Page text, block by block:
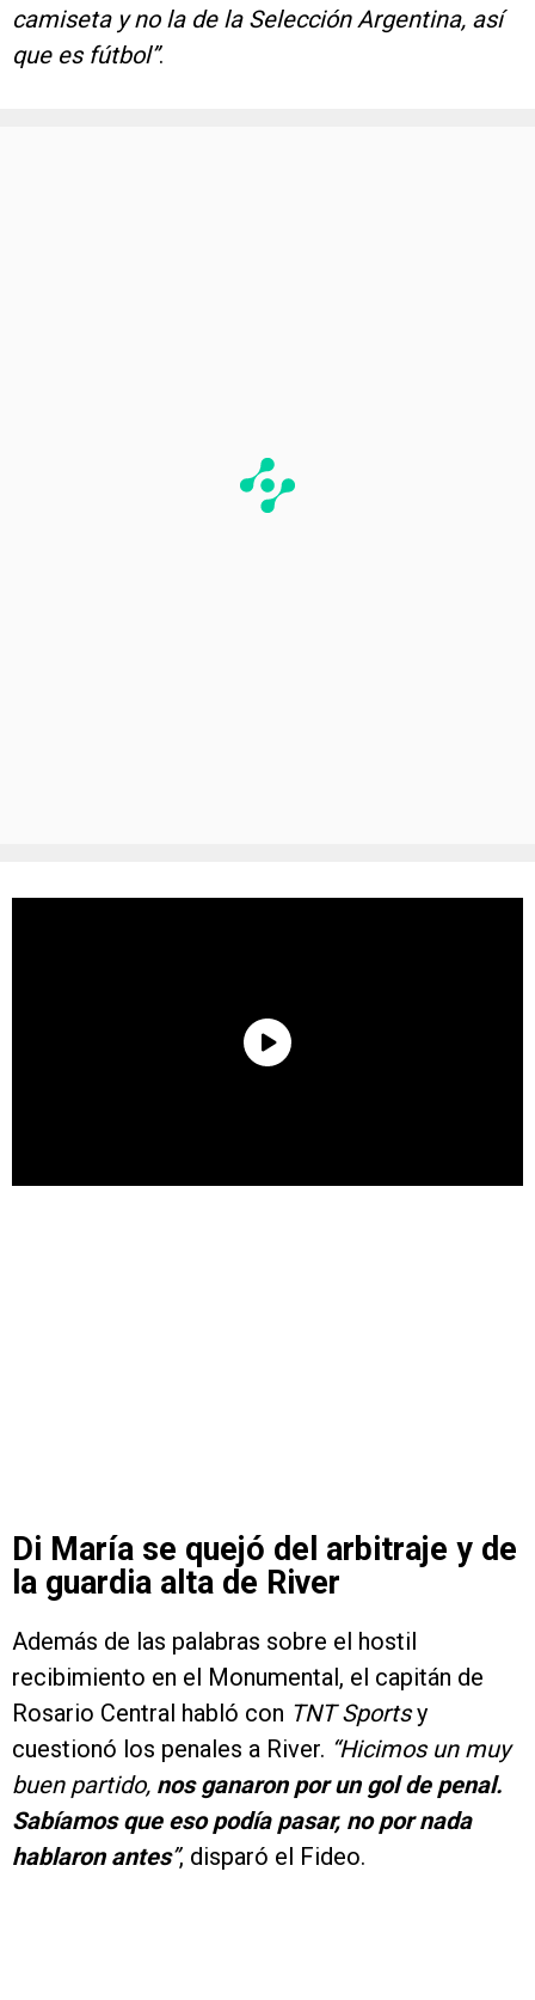
camiseta y no la de la Selección Argentina, así
que es fútbol”.
Di María se quejó del arbitraje y de
la guardia alta de River
Además de las palabras sobre el hostil
recibimiento en el Monumental, el capitán de
Rosario Central habló con TNT Sportsy
cuestionó los penales a River. “Hicimos un muy
buen partido, nos ganaron por un gol de penal.
Sabíamos que eso podía pasar, no por nada
hablaron antes”, disparó el Fideo.